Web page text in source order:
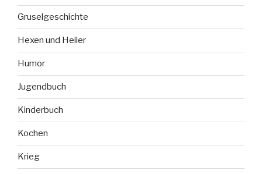
Gruselgeschichte
Hexen und Heiler
Humor
Jugendbuch
Kinderbuch
Kochen
Krieg